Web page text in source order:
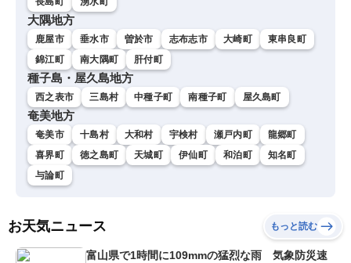
大隅地方
鹿屋市 垂水市 曽於市 志布志市 大崎町
東串良町
錦江町
南大隅町 肝付町
種子島・屋久島地方
西之表市 三島村 中種子町 南種子町 屋久島町
奄美地方
奄美市 十島村 大和村 宇検村 瀬戸内町
龍郷町
喜界町
徳之島町 天城町 伊仙町 和泊町
知名町
与論町
お天気ニュース もっと読む
富山県で1時間に109mmの猛烈な雨 気象防災速